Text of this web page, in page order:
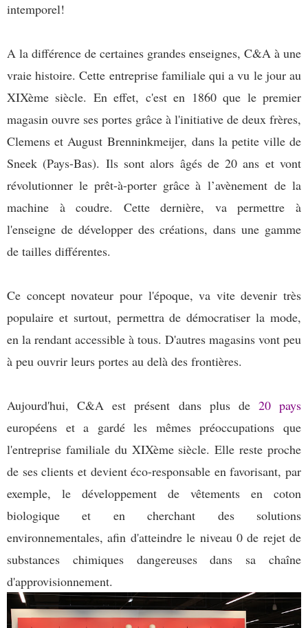
intemporel!
A la différence de certaines grandes enseignes, C&A à une
vraie histoire. Cette entreprise familiale qui a vu le jour au
XIXème siècle. En effet, c'est en 1860 que le premier
magasin ouvre ses portes grâce à l'initiative de deux frères,
Clemens et AugustBrenninkmeijer, dans la petite ville de
Sneek (Pays-Bas). Ils sont alors âgés de 20 ans et vont
révolutionner le prêt-à-porter grâce à l’avènement de la
machine à coudre. Cette dernière, va permettre à
l'enseigne de développer des créations, dans une gamme
de tailles différentes.
Ce concept novateur pour l'époque, va vite devenir très
populaire et surtout, permettra de démocratiser la mode,
en la rendant accessible à tous. D'autres magasins vont peu
à peu ouvrir leurs portes au delà des frontières.
Aujourd'hui, C&A est présent dans plus de 20 pays
européens et a gardé les mêmes préoccupations que
l'entreprise familiale du XIXème siècle. Elle reste proche
de ses clients et devient éco-responsable en favorisant, par
exemple, le développement de vêtements en coton
biologique et en cherchant des solutions
environnementales, afin d'atteindre le niveau 0 de rejet de
substances chimiques dangereuses dans sa chaîne
d'approvisionnement.